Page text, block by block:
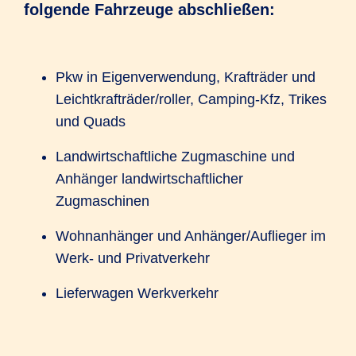
folgende Fahrzeuge abschließen:
Pkw in Eigenverwendung, Krafträder und
Leichtkrafträder/roller, Camping-Kfz, Trikes
und Quads
Landwirtschaftliche Zugmaschine und
Anhänger landwirtschaftlicher
Zugmaschinen
Wohnanhänger und Anhänger/Auflieger im
Werk- und Privatverkehr
Lieferwagen Werkverkehr